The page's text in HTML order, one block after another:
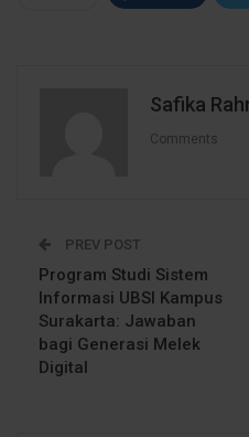
Safika
Comments
PREV POST
Program Studi Sistem
Informasi UBSI Kampus
Surakarta: Jawaban
bagi Generasi Melek
Digital